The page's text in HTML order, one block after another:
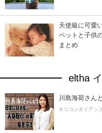
天使級に可愛
ペットと子供
まとめ
eltha
川島海荷さん
オリコンタイアッ